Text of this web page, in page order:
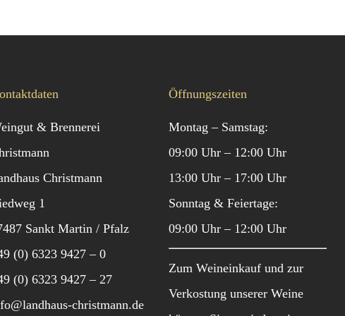
& Brennerei
Christmann
1
Sankt Martin / Pfalz
(0) 6323 9427 – 0
(0) 6323 9427 – 27
christmann.de
Öffnungszeiten
Montag – Samstag:
09:00 Uhr – 12:00 Uhr
13:00 Uhr – 17:00 Uhr
Sonntag & Feiertage:
09:00 Uhr – 12:00 Uhr
Zum Weineinkauf und zur
Verkostung unserer Weine